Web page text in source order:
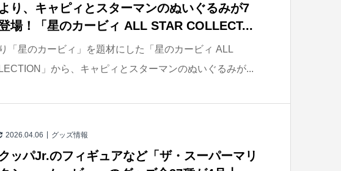
り、キャピィとスターマンのぬいぐるみが7
場！「星のカービィ ALL STAR COLLECT...
「星のカービィ」を題材にした「星のカービィ ALL
」から、キャピィとスターマンのぬいぐるみが...
2026.04.06 グッズ情報
ッパJr.のフィギュアなど「ザ・スーパーマリ